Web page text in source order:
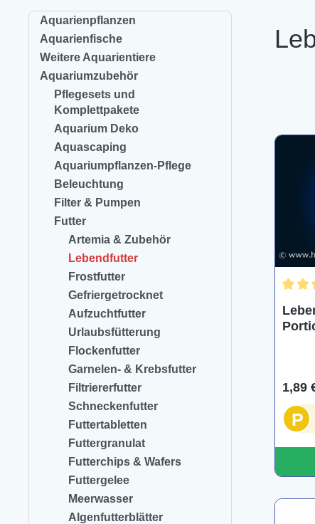
Aquarienpflanzen
Aquarienfische
Weitere Aquarientiere
Aquariumzubehör
Pflegesets und
Komplettpakete
Aquarium Deko
Aquascaping
Aquariumpflanzen-Pflege
Beleuchtung
Filter & Pumpen
Futter
Artemia & Zubehör
Lebendfutter
Frostfutter
Gefriergetrocknet
Aufzuchtfutter
Urlaubsfütterung
Flockenfutter
Garnelen- & Krebsfutter
Filtriererfutter
Schneckenfutter
Futtertabletten
Futtergranulat
Futterchips & Wafers
Futtergelee
Meerwasser
Algenfutterblätter
1,89
P